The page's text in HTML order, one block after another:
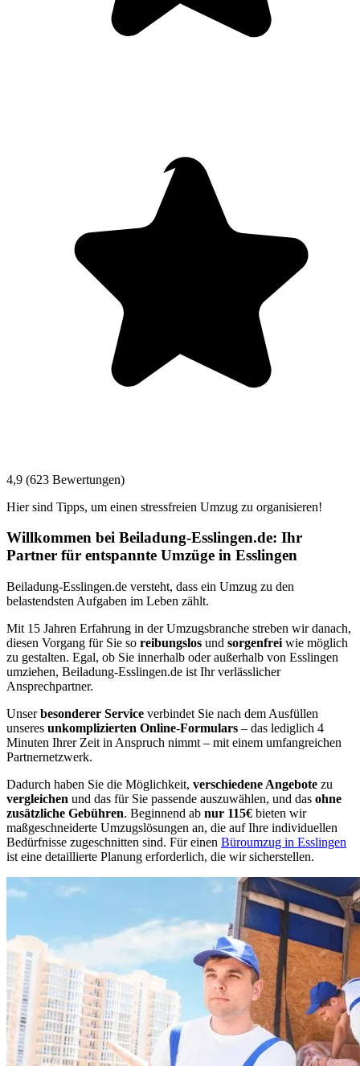
4,9 (623 Bewertungen)
Hier sind Tipps, um einen stressfreien Umzug zu organisieren!
Willkommen bei Beiladung-Esslingen.de: Ihr
Partner für entspannte Umzüge in Esslingen
Beiladung-Esslingen.de versteht, dass ein Umzug zu den
belastendsten Aufgaben im Leben zählt.
Mit 15 Jahren Erfahrung in der Umzugsbranche streben wir danach,
diesen Vorgang für Sie so reibungslos und sorgenfrei wie möglich
zu gestalten. Egal, ob Sie innerhalb oder außerhalb von Esslingen
umziehen, Beiladung-Esslingen.de ist Ihr verlässlicher
Ansprechpartner.
Unserbesonderer Service verbindet Sie nach dem Ausfüllen
unseres unkomplizierten Online-Formulars – das lediglich 4
Minuten Ihrer Zeit in Anspruch nimmt – mit einem umfangreichen
Partnernetzwerk.
Dadurch haben Sie die Möglichkeit, verschiedene Angebote zu
vergleichen und das für Sie passende auszuwählen, und das ohne
zusätzliche Gebühren. Beginnend ab nur 115€ bieten wir
maßgeschneiderte Umzugslösungen an, die auf Ihre individuellen
Bedürfnisse zugeschnitten sind. Für einen Büroumzug in Esslingen
ist eine detaillierte Planung erforderlich, die wir sicherstellen.